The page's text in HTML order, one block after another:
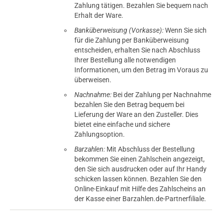
Zahlung tätigen. Bezahlen Sie bequem nach
Erhalt der Ware.
Banküberweisung (Vorkasse):Wenn Sie sich
für die Zahlung per Banküberweisung
entscheiden, erhalten Sie nach Abschluss
Ihrer Bestellung alle notwendigen
Informationen, um den Betrag im Voraus zu
überweisen.
Nachnahme: Bei der Zahlung per Nachnahme
bezahlen Sie den Betrag bequem bei
Lieferung der Ware an den Zusteller. Dies
bietet eine einfache und sichere
Zahlungsoption.
Barzahlen: Mit Abschluss der Bestellung
bekommen Sie einen Zahlschein angezeigt,
den Sie sich ausdrucken oder auf Ihr Handy
schicken lassen können. Bezahlen Sie den
Online-Einkauf mit Hilfe des Zahlscheins an
der Kasse einer Barzahlen.de-Partnerfiliale.